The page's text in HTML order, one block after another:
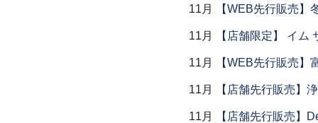
11月 【WEB先行販売】
11月 【店舗限定】 イ
11月 【WEB先行販売】
11月 【店舗先行販売】
11月 【店舗先行販売】